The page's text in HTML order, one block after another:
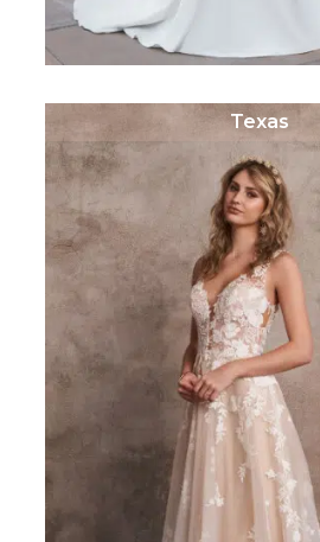
Texas